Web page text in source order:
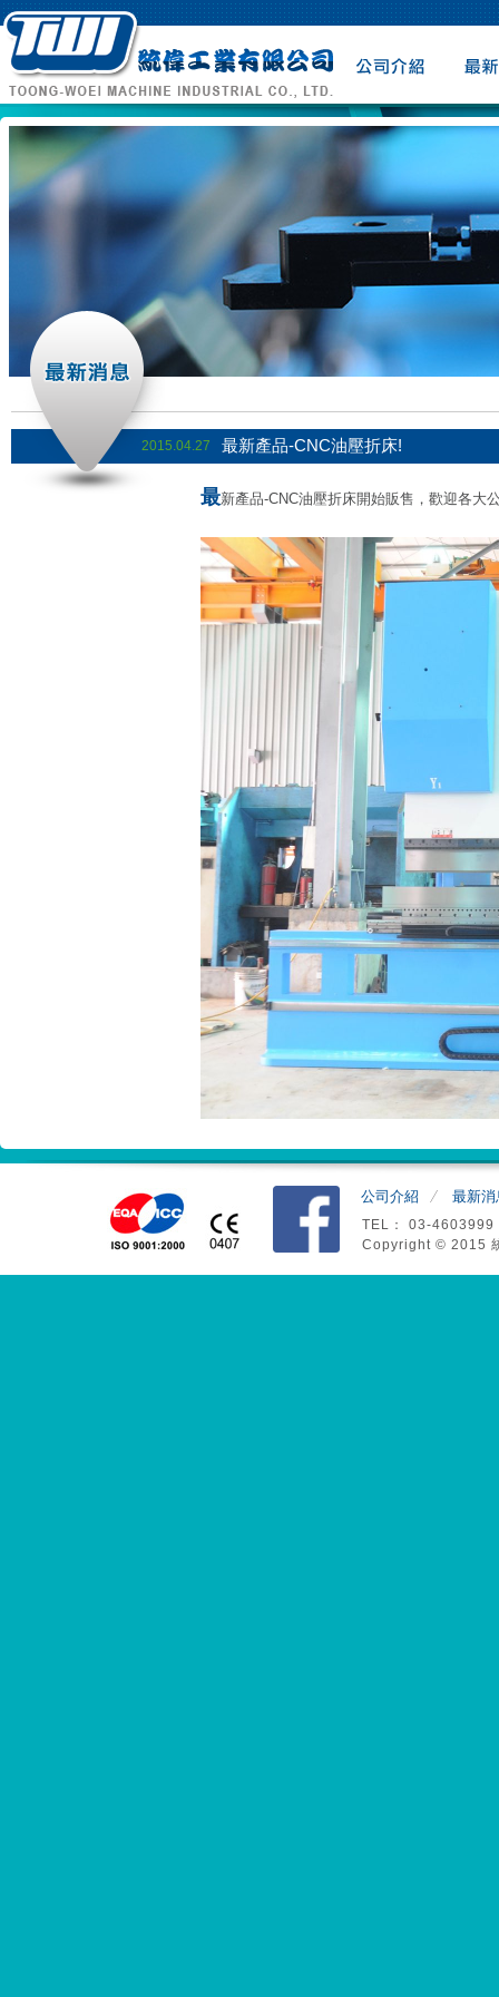
公司介紹
2015.04.27 最新產品-CNC油壓折床!
最新產品-CNC油壓折床開始販售，歡迎各大
公司介紹 最新消
TEL： 03-
Copyright © 2015